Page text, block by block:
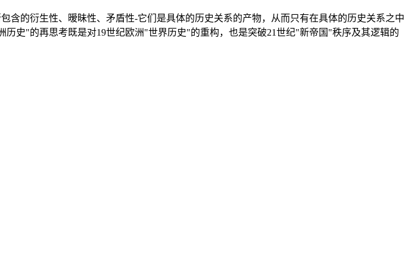
的衍生性、暧昧性、矛盾性-它们是具体的历史关系的产物，从而只有在具体的历史关系之中
史"的再思考既是对19世纪欧洲"世界历史"的重构，也是突破21世纪"新帝国"秩序及其逻辑的